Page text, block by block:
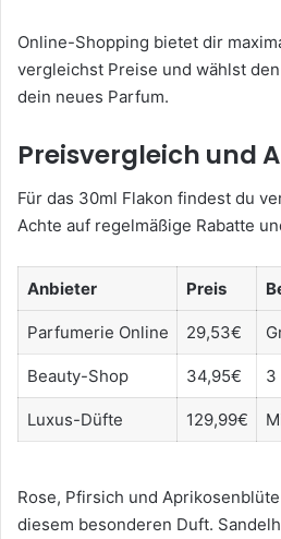
Online-Shopping bietet dir
vergleichst Preise und wählst
dein neues Parfum.
Preisvergleich und
Für das 30ml Flakon findest du
Achte auf regelmäßige Rabatte
Anbieter Preis
Parfumerie Online 29,53€
Beauty-Shop 34,95€ 3
Luxus-Düfte 129,99€
Rose, Pfirsich und
diesem besonderen Duft.